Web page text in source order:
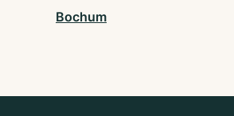
Bochum